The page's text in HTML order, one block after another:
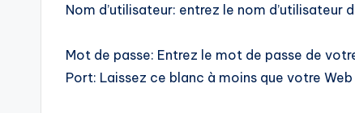
Nom d’utilisateur: entrez le nom d’utilisateur
Mot de passe: Entrez le mot de passe de
Port: Laissez ce blanc à moins que votre